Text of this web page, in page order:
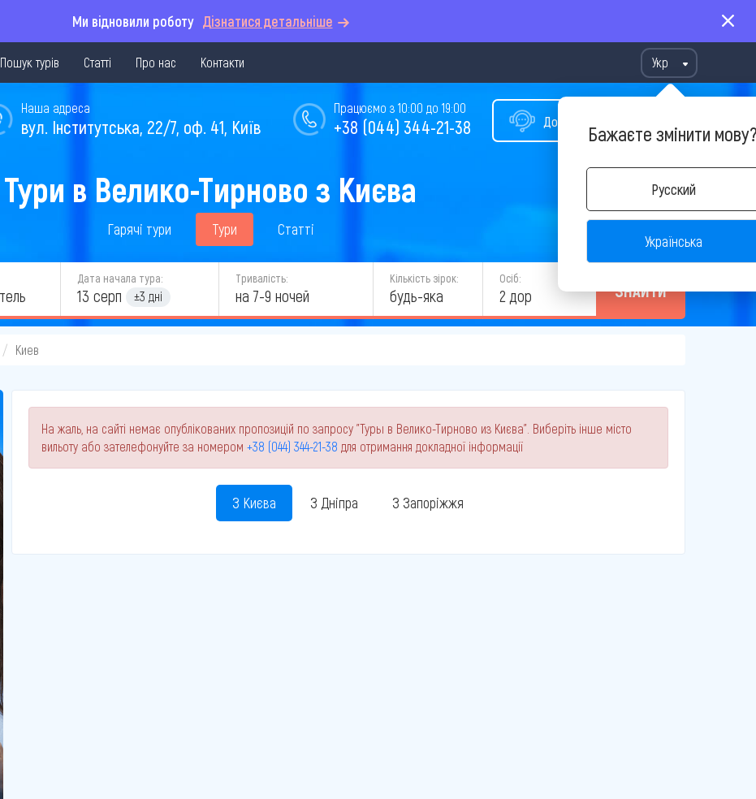
Ми відновили роботу Дізнатися детальніше
Пошук турів Статті Про нас Контакти Укр
Бажаєте змінити
Русский
Українська
Допомога у виборі туру
Працюємо з 10:00 до 19:00
+38 (044) 344-21-38
Наша адреса
вул. Інститутська, 22/7, оф. 41, Київ
Тури в Велико-Тирново з Києва
Гарячі тури Тури Статті
Дата начала тура:
13 серп ±3 дні
Тривалість:
на 7-9 ночей
Кількість зірок:
будь-яка
Осіб:
2 дор ЗНАЙТИ
Киев
На жаль, на сайті немає опублікованих пропозицій по запросу "Туры в Велико-Тирново из Києва". Виберіть інше місто
вильоту або зателефонуйте за номером +38 (044) 344-21-38 для отримання докладної інформації
З Києва З Дніпра З Запоріжжя